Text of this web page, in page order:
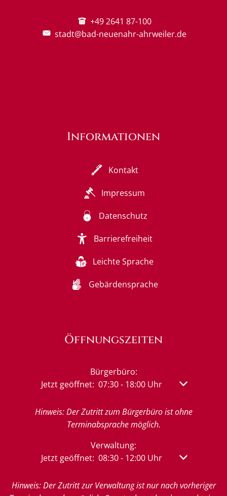
+49 2641 87-100
stadt@bad-neuenahr-ahrweiler.de
Informationen
Kontakt
Impressum
Datenschutz
Barrierefreiheit
Leichte Sprache
Gebärdensprache
Öffnungszeiten
Bürgerbüro:
Klicken, um weitere Öffnungs- oder
Jetzt geöffnet: 07:30- 18:00Uhr Von 07:30
Hinweis: Der Zutritt zum Bürgerbüro ist ohne
Terminabsprache möglich.
Verwaltung:
Klicken, um weitere Öffnungs- oder
Jetzt geöffnet: 08:30- 12:00Uhr Von 08:30
Hinweis: Der Zutritt zur Verwaltung ist nur nach vorheriger